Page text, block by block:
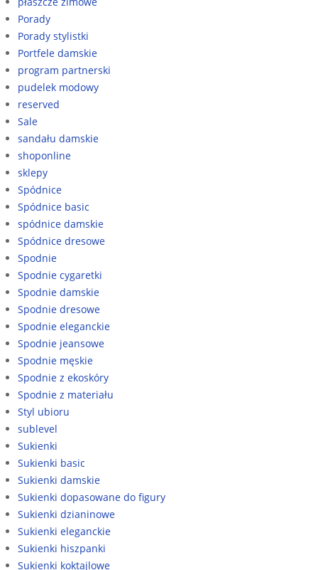
Porady
Porady stylistki
Portfele damskie
program partnerski
pudelek modowy
reserved
Sale
sandału damskie
shoponline
sklepy
Spódnice
Spódnice basic
spódnice damskie
Spódnice dresowe
Spodnie
Spodnie cygaretki
Spodnie damskie
Spodnie dresowe
Spodnie eleganckie
Spodnie jeansowe
Spodnie męskie
Spodnie z ekoskóry
Spodnie z materiału
Styl ubioru
sublevel
Sukienki
Sukienki basic
Sukienki damskie
Sukienki dopasowane do figury
Sukienki dzianinowe
Sukienki eleganckie
Sukienki hiszpanki
Sukienki koktajlowe